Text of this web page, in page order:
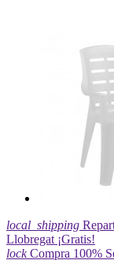
local_shipping
Llobregat ¡Gratis!
lock Compra 100%